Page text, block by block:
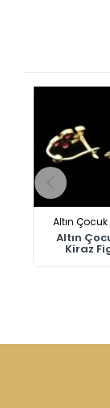
Altın Çocuk
Altın
Kiraz